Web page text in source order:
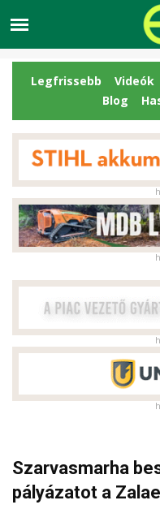
Legfrissebb Videók
Blog
Szarvasmarha
pályázatot a